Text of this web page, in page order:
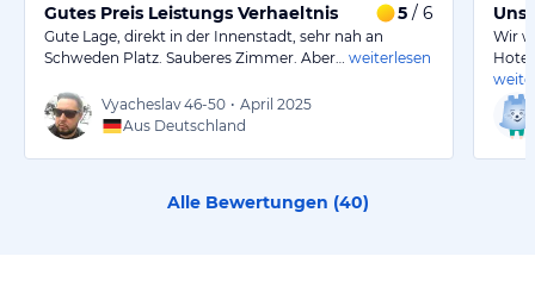
Gutes Preis Leistungs Verhaeltnis 5 / 6
Gute Lage, direkt in der Innenstadt, sehr nah an
Schweden Platz. Sauberes Zimmer. Aber…
weiterlesen
Vyacheslav46-50 • April 2025
Aus Deutschland
Wir
Alle Bewertungen (40)